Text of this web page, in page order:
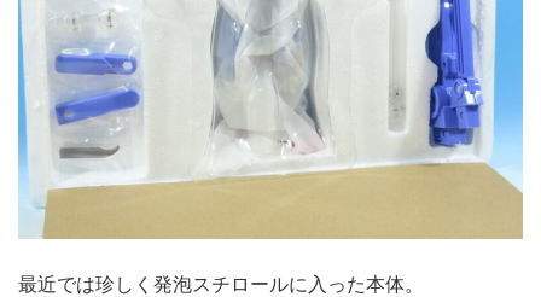
最近では珍しく発泡スチロールに入った本体。